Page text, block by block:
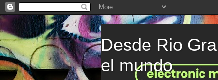
Desde Rio
el mundo